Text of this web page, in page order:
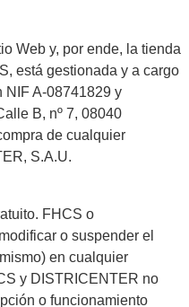
Web y, por ende, la tienda
está gestionada y a cargo
NIF A-08741829 y
B, nº 7, 08040
de cualquier
S.A.U.
FHCS o
o suspender el
en cualquier
y DISTRICENTER no
o funcionamiento